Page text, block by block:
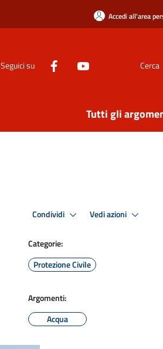
Accedi all'area
Seguici su Cerca
Tutti gli
Condividi Vedi azioni
Categorie:
Protezione Civile
Argomenti:
Acqua